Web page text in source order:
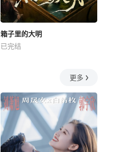
箱子里的大明
已完结
更多